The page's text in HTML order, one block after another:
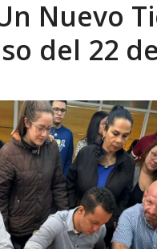
I por la libertad
Nuevo
del 22